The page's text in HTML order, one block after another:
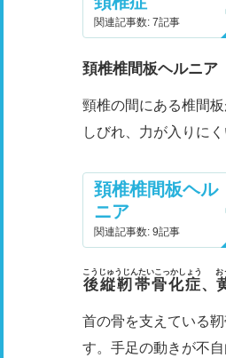
関連記事数: 7記事
頚椎椎間板ヘルニア
頸椎の間にある椎間
しびれ、力が入りに
頚椎椎間板ヘル
ニア
関連記事数: 9記事
後縦靭帯骨化症
こうじゅうじんたいこっかしょう
、
お
首の骨を支えている
す。手足の動きが不